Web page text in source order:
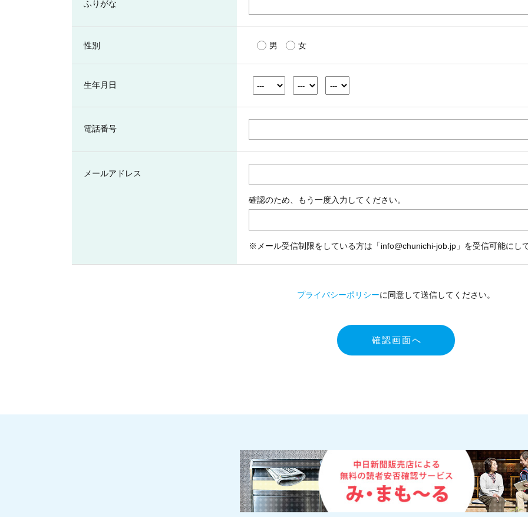
ふりがな
性別 男 女
生年月日
電話番号
メールアドレス
確認のため、もう一度入力してください。
※メール受信制限をしている方は「info@chunichi-job.jp」を受信可能にし
プライバシーポリシーに同意して送信してください。
確認画面へ